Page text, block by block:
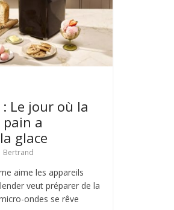
Le jour où la
a
glace
Bertrand
aime les appareils
veut préparer de la
ondes se rêve